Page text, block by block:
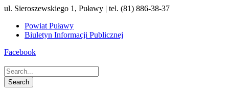
ul. Sieroszewskiego 1, Puławy | tel. (81) 886-38-37
Powiat Puławy
Biuletyn Informacji Publicznej
Facebook